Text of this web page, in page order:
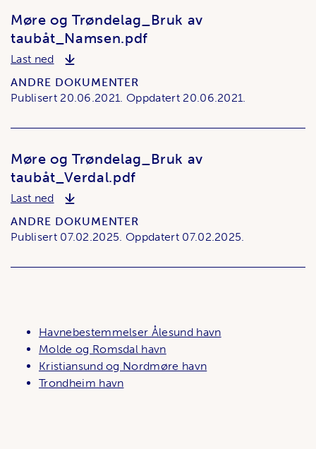
Møre og Trøndelag_Bruk av
taubåt_Namsen.pdf
Last nedMøre og Trøndelag_Bruk av taubåt_Namsen.pdf
ANDRE DOKUMENTER
Publisert 20.06.2021.Oppdatert 20.06.2021.
Møre og Trøndelag_Bruk av
taubåt_Verdal.pdf
Last nedMøre og Trøndelag_Bruk av taubåt_Verdal.pdf
ANDRE DOKUMENTER
Publisert 07.02.2025.Oppdatert 07.02.2025.
Havnebestemmelser Ålesund havn
Molde og Romsdal havn
Kristiansund og Nordmøre havn
Trondheim havn